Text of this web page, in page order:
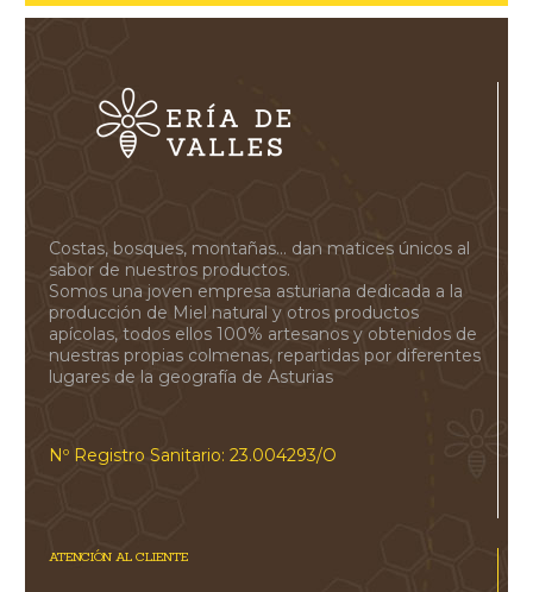
Costas, bosques, montañas... dan matices únicos al
sabor de nuestros productos.
Somos una joven empresa asturiana dedicada a la
producción de Miel natural y otros productos
apícolas, todos ellos 100% artesanos y obtenidos de
nuestras propias colmenas, repartidas por diferentes
lugares de la geografía de Asturias
Nº Registro Sanitario: 23.004293/O
ATENCIÓN AL CLIENTE